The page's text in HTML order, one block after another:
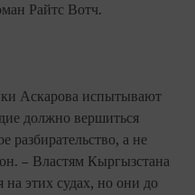
Райтс Вотч.
Аскарова испытывают
должно вершиться
разбирательство, а не
– Властям Кыргызстана
на этих судах, но они до